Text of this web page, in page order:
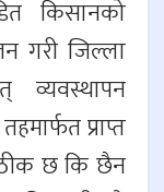
किसानको
गरी जिल्ला
व्यवस्थापन
प्राप्त
छ कि छैन